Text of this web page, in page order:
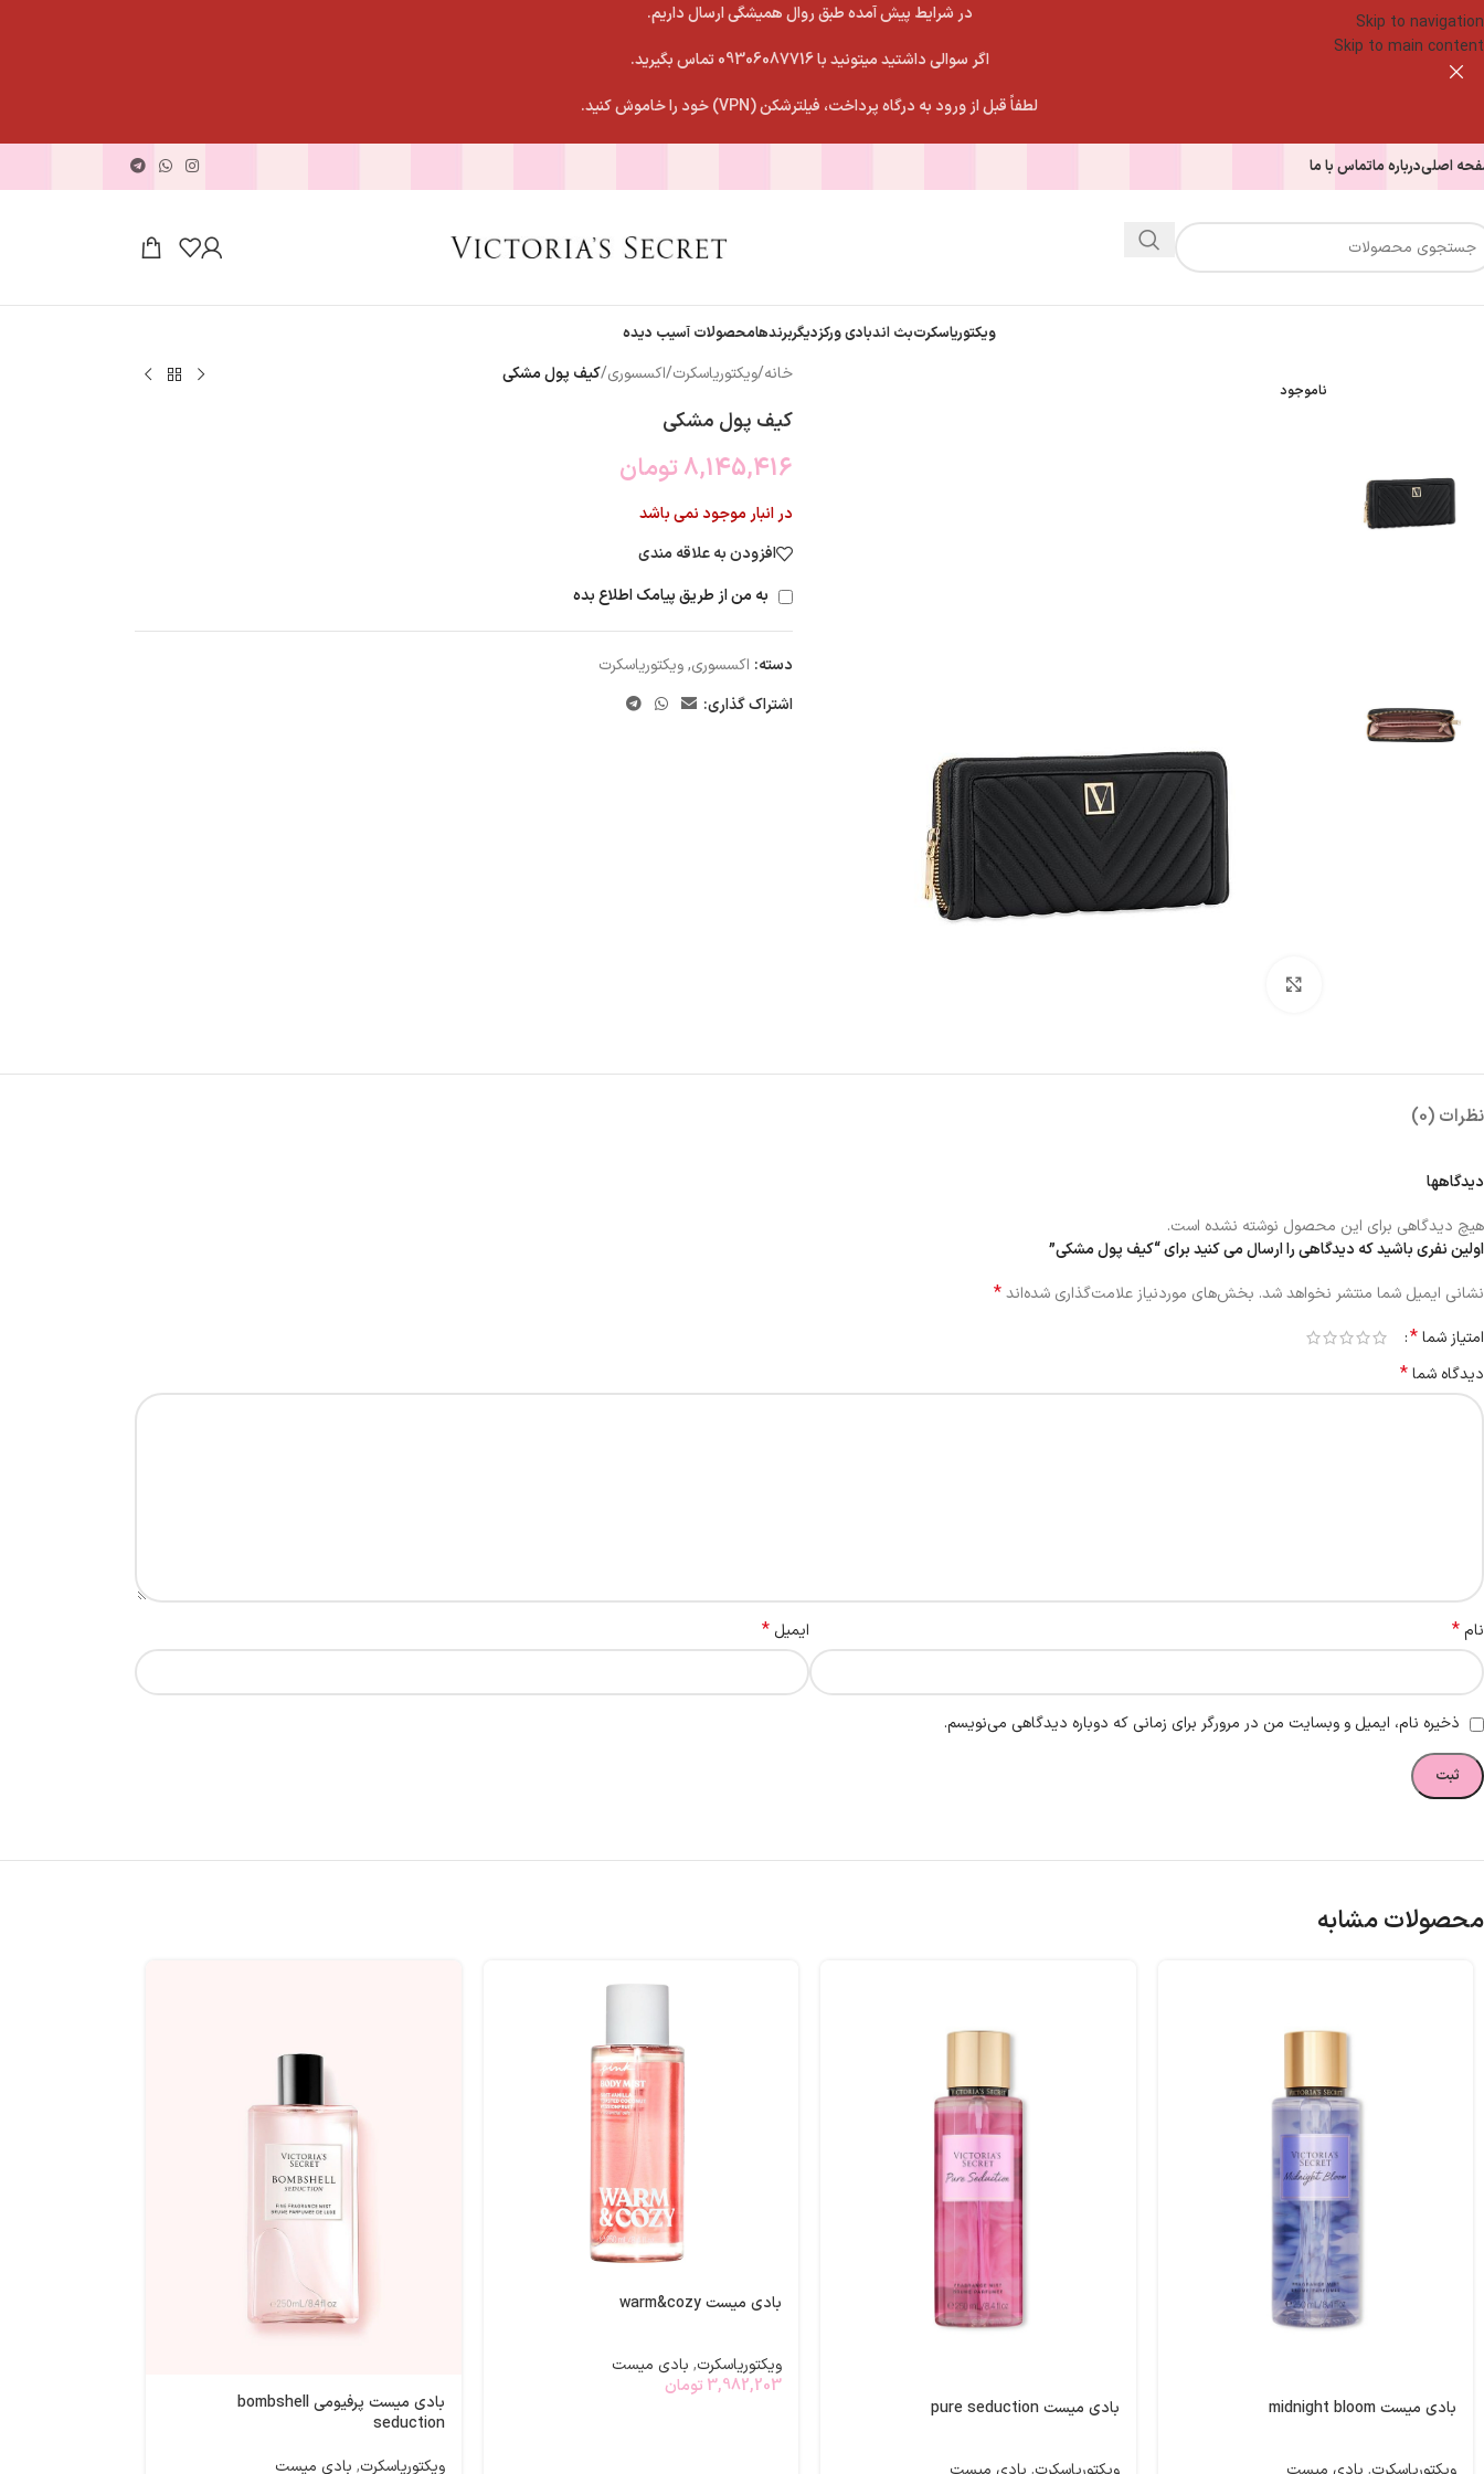
Skip to navigation
Skip to main content
در شرایط پیش آمده طبق روال همیشگی ارسال داریم.
اگر سوالی داشتید میتونید با 09306087716 تماس بگیرید.
لطفاً قبل از ورود به درگاه پرداخت، فیلترشکن (VPN) خود را خاموش کنید.
اصلیدرباره ماتماس با ما
ویکتوریاسکرتبث اندبادی ورکزدیگربرندهامحصولات آسیب دیده
ناموجود
خانه/ویکتوریاسکرت/اکسسوری/کیف پول مشکی
کیف پول مشکی
8,145,416 تومان
در انبار موجود نمی باشد
افزودن به علاقه مندی
به من از طریق پیامک اطلاع بده
دسته: اکسسوری,ویکتوریاسکرت
اشتراک گذاری:
نظرات (0)
دیدگاهها
هیچ دیدگاهی برای این محصول نوشته نشده است.
اولین نفری باشید که دیدگاهی را ارسال می کنید برای “کیف پول مشکی”
نشانی ایمیل شما منتشر نخواهد شد. بخش‌های موردنیاز علامت‌گذاری شده‌اند*
امتیاز شما*
دیدگاه شما*
نام* ایمیل *
ذخیره نام، ایمیل و وبسایت من در مرورگر برای زمانی که دوباره دیدگاهی می‌نویسم.
محصولات مشابه
بادی میست midnight bloom بادی میست pure seduction
بادی میست warm&cozy
ویکتوریاسکرت, بادی میست
3,982,203 تومان
بادی میست پرفیومی bombshell
seduction
ویکتوریاسکرت, بادی میست